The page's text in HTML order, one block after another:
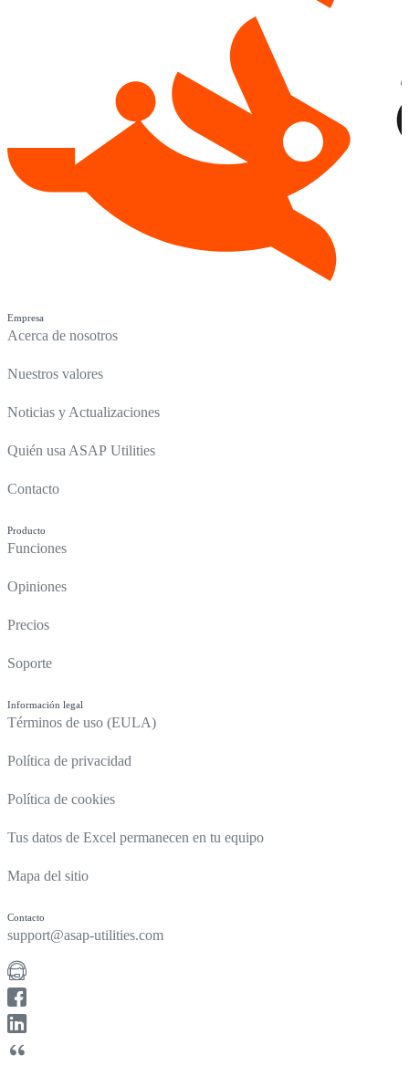
Empresa
Acerca de nosotros
Nuestros valores
Noticias y Actualizaciones
Quién usa ASAP Utilities
Contacto
Producto
Funciones
Opiniones
Precios
Soporte
Información legal
Términos de uso (EULA)
Política de privacidad
Política de cookies
Tus datos de Excel permanecen en tu equipo
Mapa del sitio
Contacto
support@asap-utilities.com